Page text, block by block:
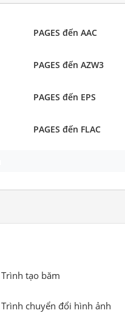
PAGES đến AAC
PAGES đến AZW3
PAGES đến EPS
PAGES đến FLAC
Trình tạo băm
Trình chuyển đổi hình ảnh